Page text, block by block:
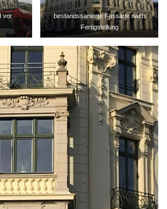
vor
bestandssanierte Fassade nach
Fertigstellung